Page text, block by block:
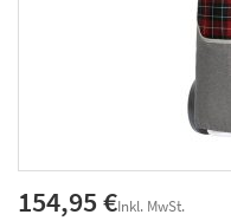
154,95 €Inkl. MwSt.